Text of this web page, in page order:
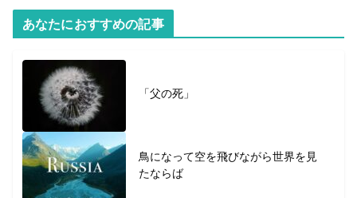
あなたにおすすめの記事
「父の死」
鳥になって空を飛びながら世界を見
たならば